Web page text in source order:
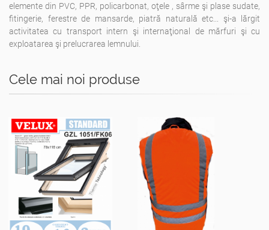
elemente din PVC, PPR, policarbonat, oţele , sârme şi plase sudate,
fitingerie, ferestre de mansarde, piatră naturală etc... şi-a lărgit
activitatea cu transport intern şi internaţional de mărfuri şi cu
exploatarea şi prelucrarea lemnului.
Cele mai noi produse